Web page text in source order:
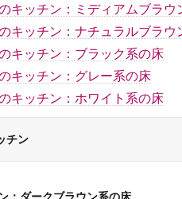
キッチン：ミディアムブラウ
キッチン：ナチュラルブラウ
キッチン：ブラック系の床
キッチン：グレー系の床
キッチン：ホワイト系の床
チン